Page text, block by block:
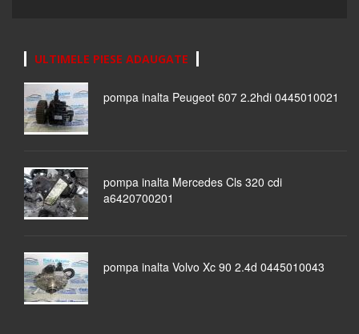
ULTIMELE PIESE ADAUGATE
pompa inalta Peugeot 607 2.2hdi 0445010021
pompa inalta Mercedes Cls 320 cdi
a6420700201
pompa inalta Volvo Xc 90 2.4d 0445010043